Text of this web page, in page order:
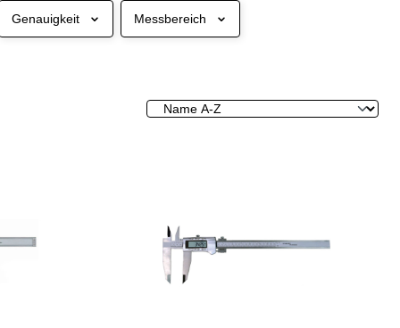
Genauigkeit Messbereich